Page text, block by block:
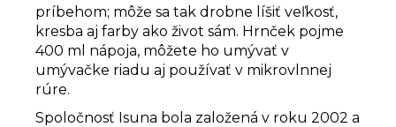
príbehom; môže sa tak drobne líšiť veľkosť,
kresba aj farby ako život sám. Hrnček pojme
400 ml nápoja, môžete ho umývať v
umývačke riadu aj používať v mikrovlnnej
rúre.
Spoločnosť Isuna bola založená v roku 2002 a